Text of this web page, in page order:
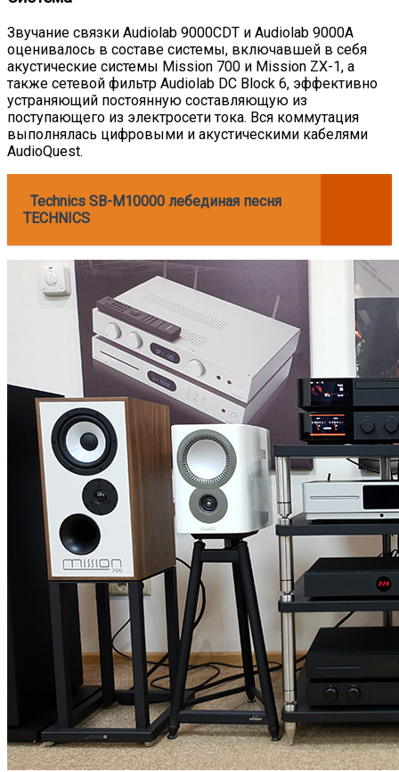
Звучание связки Audiolab 9000CDT и Audiolab 9000A
оценивалось в составе системы, включавшей в себя
акустические системы Mission 700 и Mission ZX-1, а
также сетевой фильтр Audiolab DC Block 6, эффективно
устраняющий постоянную составляющую из
поступающего из электросети тока. Вся коммутация
выполнялась цифровыми и акустическими кабелями
AudioQuest.
Technics SB-M10000 лебединая песня
TECHNICS